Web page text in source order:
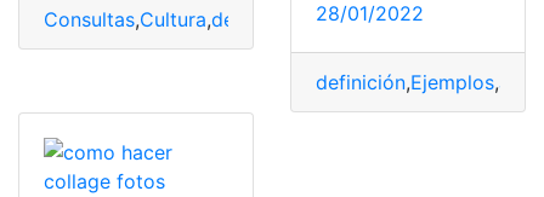
Consultas,Cultura,definición Diversidad Cultural y
28/01/2022
definición,Ejemplos,